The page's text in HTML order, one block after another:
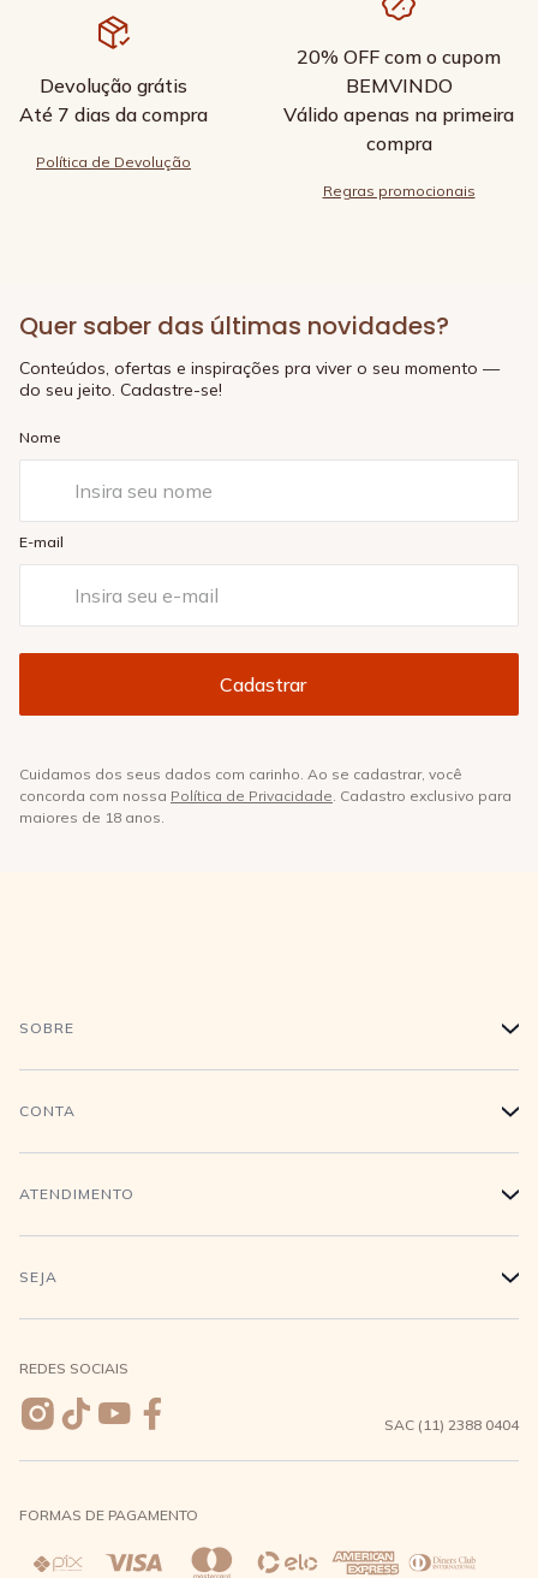
Devolução grátis
Até 7 dias da compra
Política de Devolução
20% OFF com o cupom
BEMVINDO
Válido apenas na primeira
compra
Regras promocionais
Quer saber das últimas novidades?
Conteúdos, ofertas e inspirações pra viver o seu momento —
do seu jeito. Cadastre-se!
Nome
E-mail
Cuidamos dos seus dados com carinho. Ao se cadastrar, você
concorda com nossa Política de Privacidade. Cadastro exclusivo para
maiores de 18 anos.
SOBRE +
História
Conecte-se
CONTA +
Login
Meus pedidos
Wishlist
ATENDIMENTO +
Compra Segura
Entrega e Frete
Trocas e Devoluções
Direito de Arrependimento
SEJA +
REDES SOCIAIS
SAC (11) 2388 0404
FORMAS DE PAGAMENTO